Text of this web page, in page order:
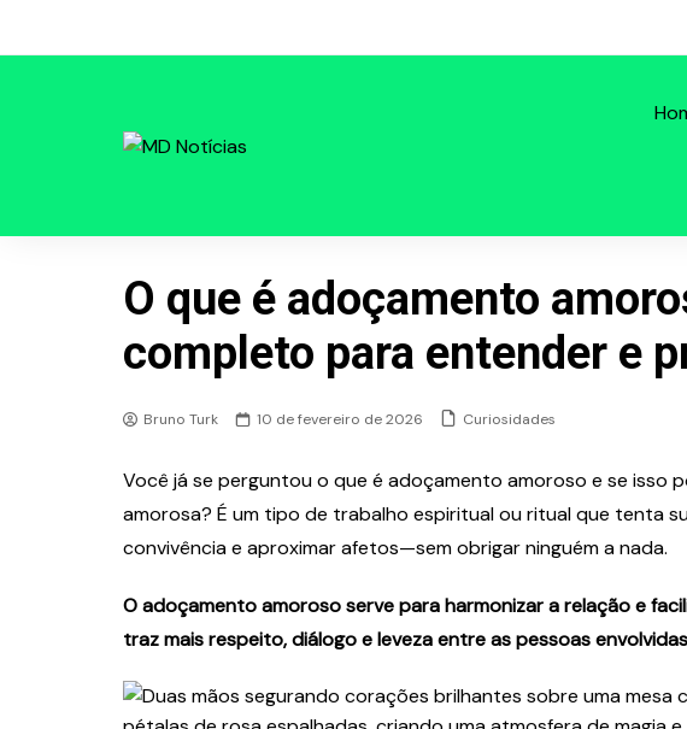
O que é adoçamento
completo para entender e
Bruno Turk 10 de fevereiro de 2026 Curiosidades
Você já se perguntou o que é adoçamento amoroso e se isso
amorosa? É um tipo de trabalho espiritual ou ritual que tenta
convivência e aproximar afetos—sem obrigar ninguém a nada.
O adoçamento amoroso serve para harmonizar a relação e
traz mais respeito, diálogo e leveza entre as pessoas